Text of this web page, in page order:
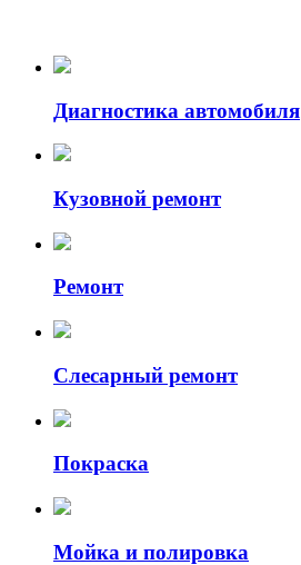
Диагностика автомобиля
Кузовной ремонт
Ремонт
Слесарный ремонт
Покраска
Мойка и полировка